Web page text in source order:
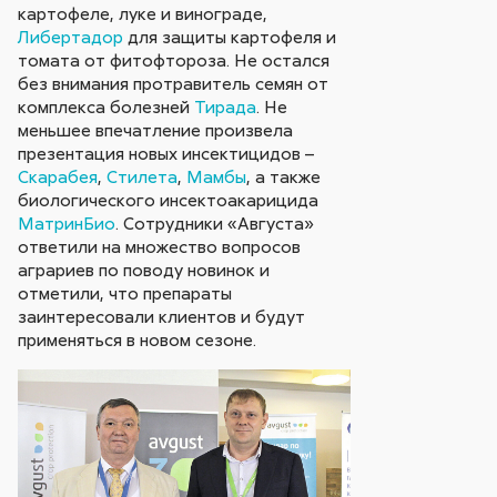
картофеле, луке и винограде,
Либертадор для защиты картофеля и
томата от фитофтороза. Не остался
без внимания протравитель семян от
комплекса болезней Тирада. Не
меньшее впечатление произвела
презентация новых инсектицидов –
Скарабея,Стилета, Мамбы, а также
биологического инсектоакарицида
МатринБио. Сотрудники «Августа»
ответили на множество вопросов
аграриев по поводу новинок и
отметили, что препараты
заинтересовали клиентов и будут
применяться в новом сезоне.